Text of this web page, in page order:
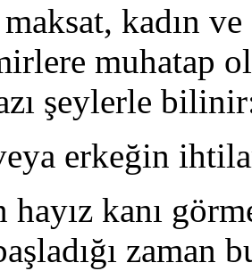
kadın
muhatap
şeylerle
erkeğin
hayız kanı
zaman